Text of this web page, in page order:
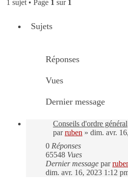
1 sujet • Page 1 sur 1
Sujets
Réponses
Vues
Dernier message
Conseils d'ordre général
parruben » dim. avr.
0 Réponses
65548 Vues
Dernier message par
dim. avr. 16, 2023 1:12